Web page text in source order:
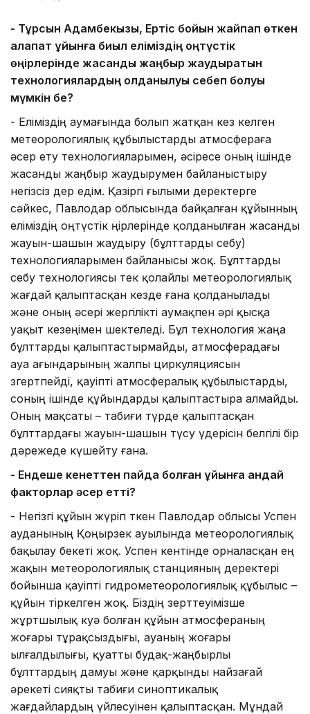
- Тұрсын Адамбекқызы, Ертіс бойын жайпап өткен
алапат құйынға биыл еліміздің оңтүстік
өңірлерінде жасанды жаңбыр жаудыратын
технологиялардың қолданылуы себеп болуы
мүмкін бе?
- Еліміздің аумағында болып жатқан кез келген
метеорологиялық құбылыстарды атмосфераға
әсер ету технологияларымен, әсіресе оның ішінде
жасанды жаңбыр жаудырумен байланыстыру
негізсіз дер едім. Қазіргі ғылыми деректерге
сәйкес, Павлодар облысында байқалған құйынның
еліміздің оңтүстік өңірлерінде қолданылған жасанды
жауын-шашын жаудыру (бұлттарды себу)
технологияларымен байланысы жоқ. Бұлттарды
себу технологиясы тек қолайлы метеорологиялық
жағдай қалыптасқан кезде ғана қолданылады
және оның әсері жергілікті аумақпен әрі қысқа
уақыт кезеңімен шектеледі. Бұл технология жаңа
бұлттарды қалыптастырмайды, атмосферадағы
ауа ағындарының жалпы циркуляциясын
өзгертпейді, қауіпті атмосфералық құбылыстарды,
соның ішінде құйындарды қалыптастыра алмайды.
Оның мақсаты – табиғи түрде қалыптасқан
бұлттардағы жауын-шашын түсу үдерісін белгілі бір
дәрежеде күшейту ғана.
- Ендеше кенеттен пайда болған құйынға қандай
факторлар әсер етті?
- Негізгі құйын жүріп өткен Павлодар облысы Успен
ауданының Қоңырөзек ауылында метеорологиялық
бақылау бекеті жоқ. Успен кентінде орналасқан ең
жақын метеорологиялық станцияның деректері
бойынша қауіпті гидрометеорологиялық құбылыс –
құйын тіркелген жоқ. Біздің зерттеуімізше
жұртшылық куә болған құйын атмосфераның
жоғары тұрақсыздығы, ауаның жоғары
ылғалдылығы, қуатты будақ-жаңбырлы
бұлттардың дамуы және қарқынды найзағай
әрекеті сияқты табиғи синоптикалық
жағдайлардың үйлесуінен қалыптасқан. Мұндай